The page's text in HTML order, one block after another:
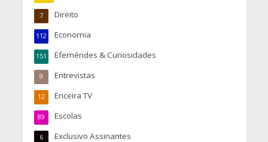
Direito
7
Economia
112
Efemérides & Curiosidades
151
Entrevistas
9
Ericeira TV
12
Escolas
89
Exclusivo Assinantes
6